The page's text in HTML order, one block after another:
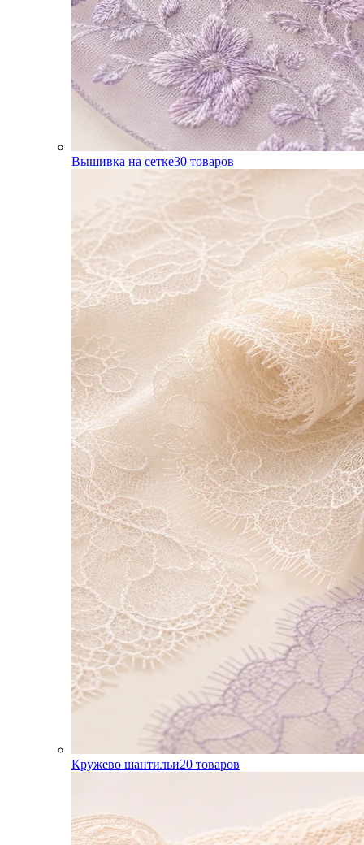
Вышивка на сетке30 товаров
Кружево шантильи20 товаров